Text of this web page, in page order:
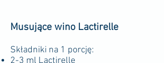
Musujące wino Lactirelle
Składniki na 1 porcję:
2-3 ml Lactirelle